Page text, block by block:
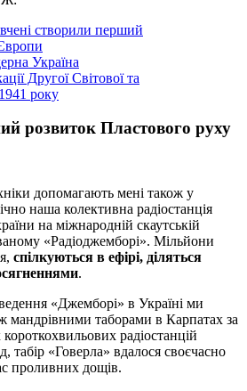
створили перший
Україна
Другої Світової та
року
розвиток Пластового руху
допомагають мені також у
наша колективна радіостанція
на міжнародній скаутській
«Радіоджемборі». Мільйони
спілкуються в ефірі, діляться
.
«Джемборі» в Україні ми
мандрівними таборами в Карпатах за
радіостанцій
табір «Говерла» вдалося своєчасно
проливних дощів.